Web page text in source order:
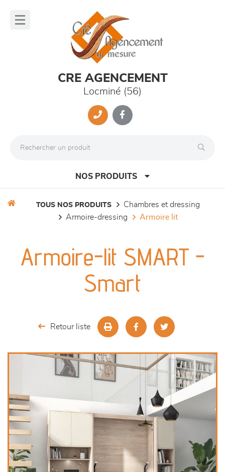
CRE AGENCEMENT
Locminé (56)
NOS PRODUITS
séjours
meubles de complément
TOUS NOS PRODUITS
chambres et dressing
armoire-dressing
armoire lit
Armoire-lit SMART -
Smart
Retour liste